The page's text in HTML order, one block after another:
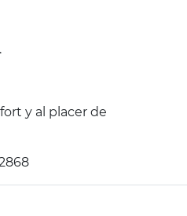
y al placer de